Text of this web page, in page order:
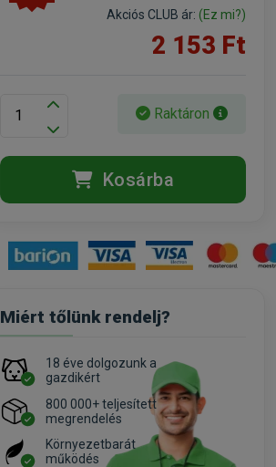
Akciós CLUB ár: (Ez mi?)
2 153 Ft
Raktáron
Kosárba
Miért tőlünk rendelj?
18 éve dolgozunk a
gazdikért
800 000+ teljesített
megrendelés
Környezetbarát
működés